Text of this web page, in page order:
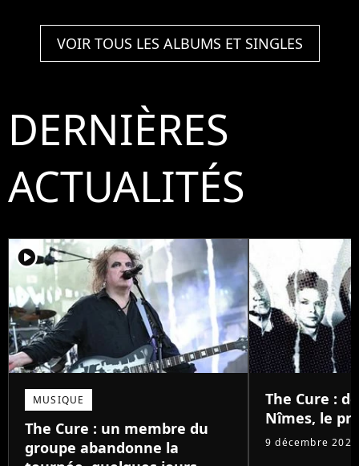
Park London
VOIR TOUS LES ALBUMS ET SINGLES
DERNIÈRES
ACTUALITÉS
player2
MUSIQUE
The Cure : un membre du
groupe abandonne la
The Cure :
Nîmes, le
9 décembre 2025